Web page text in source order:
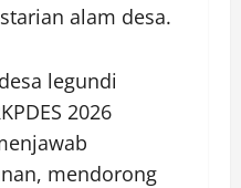
alam desa.
legundi
2026
mendorong